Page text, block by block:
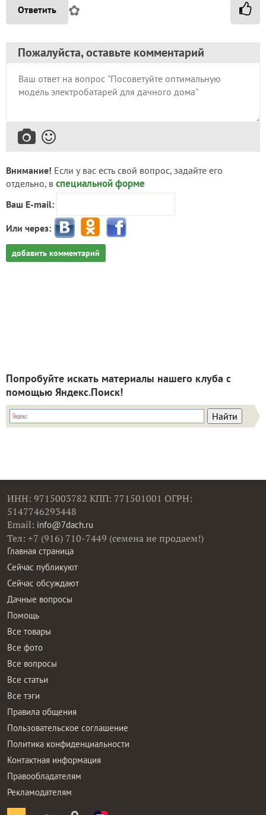
Ответить ✿
Пожалуйста, оставьте комментарий
Внимание! Если у вас есть свой вопрос, задайте его
отдельно, в специальной форме
Ваш E-mail:
Или через:
добавить комментарий
Попробуйте искать материалы нашего клуба с
помощью Яндекс.Поиск!
ИНН: 9715003782 КПП: 771501001 ОГРН:
5147746293448
Email: info@7dach.ru
Тел: +7 (916) 710-7449 (семена не продаем!)
Главная страница
Сейчас публикуют
Сейчас обсуждают
Дачные вопросы
Помощь
Все товары
Все фото
Все вопросы
Все статьи
Все тэги
Правила общения
Пользовательское соглашение
Политика конфиденциальности
Контактная информация
Правообладателям
Рекламодателям